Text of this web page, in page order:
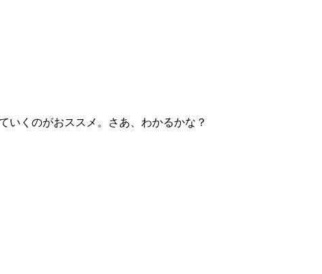
いくのがおススメ。さあ、わかるかな？